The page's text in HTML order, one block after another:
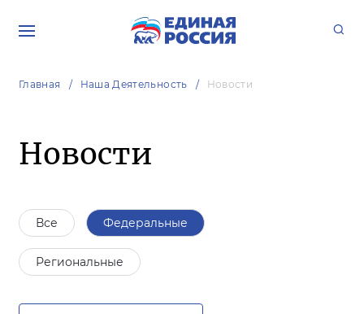
Главная Наша Деятельность Новости
Новости
Все Федеральные
Региональные